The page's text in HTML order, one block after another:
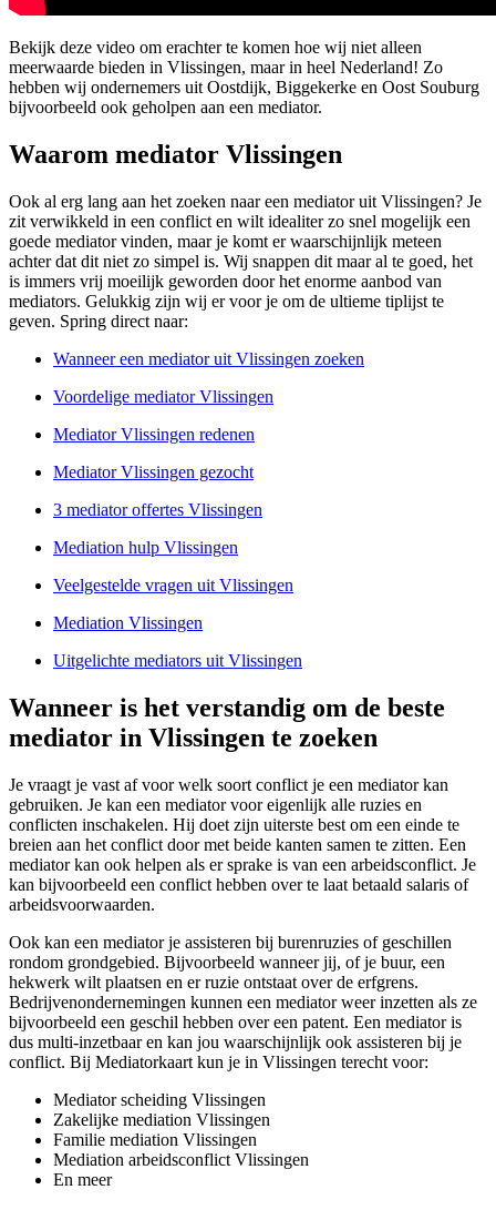
Bekijk deze video om erachter te komen hoe wij niet alleen
meerwaarde bieden in Vlissingen, maar in heel Nederland! Zo
hebben wij ondernemers uit Oostdijk, Biggekerke en Oost Souburg
bijvoorbeeld ook geholpen aan een mediator.
Waarom mediator Vlissingen
Ook al erg lang aan het zoeken naar een mediator uit Vlissingen? Je
zit verwikkeld in een conflict en wilt idealiter zo snel mogelijk een
goede mediator vinden, maar je komt er waarschijnlijk meteen
achter dat dit niet zo simpel is. Wij snappen dit maar al te goed, het
is immers vrij moeilijk geworden door het enorme aanbod van
mediators. Gelukkig zijn wij er voor je om de ultieme tiplijst te
geven. Spring direct naar:
Wanneer een mediator uit Vlissingen zoeken
Voordelige mediator Vlissingen
Mediator Vlissingen redenen
Mediator Vlissingen gezocht
3 mediator offertes Vlissingen
Mediation hulp Vlissingen
Veelgestelde vragen uit Vlissingen
Mediation Vlissingen
Uitgelichte mediators uit Vlissingen
Wanneer is het verstandig om de beste
mediator in Vlissingen te zoeken
Je vraagt je vast af voor welk soort conflict je een mediator kan
gebruiken. Je kan een mediator voor eigenlijk alle ruzies en
conflicten inschakelen. Hij doet zijn uiterste best om een einde te
breien aan het conflict door met beide kanten samen te zitten. Een
mediator kan ook helpen als er sprake is van een arbeidsconflict. Je
kan bijvoorbeeld een conflict hebben over te laat betaald salaris of
arbeidsvoorwaarden.
Ook kan een mediator je assisteren bij burenruzies of geschillen
rondom grondgebied. Bijvoorbeeld wanneer jij, of je buur, een
hekwerk wilt plaatsen en er ruzie ontstaat over de erfgrens.
Bedrijvenondernemingen kunnen een mediator weer inzetten als ze
bijvoorbeeld een geschil hebben over een patent. Een mediator is
dus multi-inzetbaar en kan jou waarschijnlijk ook assisteren bij je
conflict. Bij Mediatorkaart kun je in Vlissingen terecht voor:
Mediator scheiding Vlissingen
Zakelijke mediation Vlissingen
Familie mediation Vlissingen
Mediation arbeidsconflict Vlissingen
En meer